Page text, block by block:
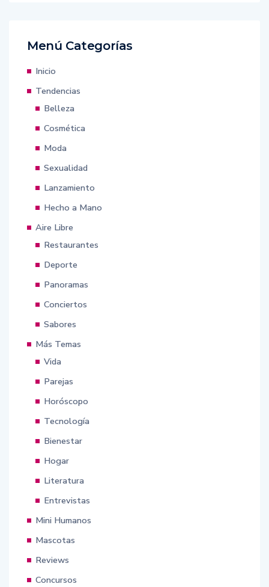
Menú Categorías
Inicio
Tendencias
Belleza
Cosmética
Moda
Sexualidad
Lanzamiento
Hecho a Mano
Aire Libre
Restaurantes
Deporte
Panoramas
Conciertos
Sabores
Más Temas
Vida
Parejas
Horóscopo
Tecnología
Bienestar
Hogar
Literatura
Entrevistas
Mini Humanos
Mascotas
Reviews
Concursos